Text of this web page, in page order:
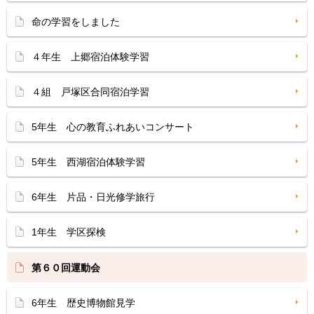
命の学習をしました
４年生 上郷宿泊体験学習
４組 戸塚区合同宿泊学習
5年生 心の教育ふれあいコンサート
5年生 西湖宿泊体験学習
6年生 片品・日光修学旅行
1年生 学区探検
第６０回運動会
6年生 歴史博物館見学